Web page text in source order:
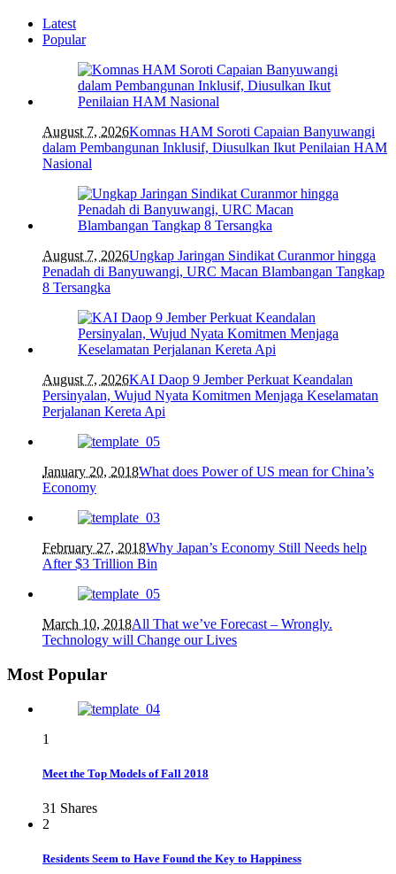
Latest
Popular
August 7, 2026Komnas HAM Soroti Capaian Banyuwangi
dalam Pembangunan Inklusif, Diusulkan Ikut Penilaian HAM
Nasional
August 7, 2026Ungkap Jaringan Sindikat Curanmor hingga
Penadah di Banyuwangi, URC Macan Blambangan Tangkap
8 Tersangka
August 7, 2026KAI Daop 9 Jember Perkuat Keandalan
Persinyalan, Wujud Nyata Komitmen Menjaga Keselamatan
Perjalanan Kereta Api
January 20, 2018What does Power of US mean for China’s
Economy
February 27, 2018Why Japan’s Economy Still Needs help
After $3 Trillion Bin
March 10, 2018All That we’ve Forecast – Wrongly.
Technology will Change our Lives
Most Popular
1
Meet the Top Models of Fall 2018
31 Shares
2
Residents Seem to Have Found the Key to Happiness